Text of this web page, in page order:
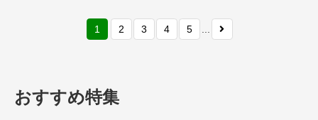
1 2 3 4 5
おすすめ特集